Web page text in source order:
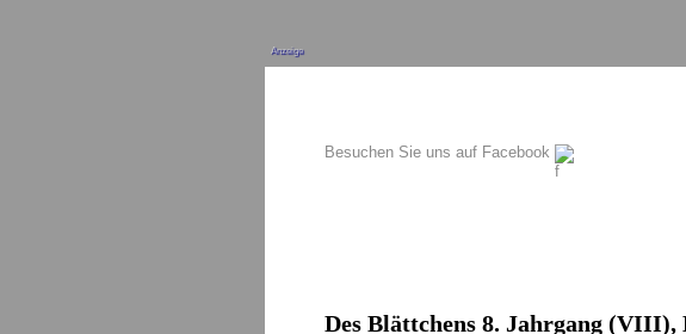
Anzeige
Besuchen Sie uns auf Facebook
Des Blättchens 8. Jahrgang (VIII),